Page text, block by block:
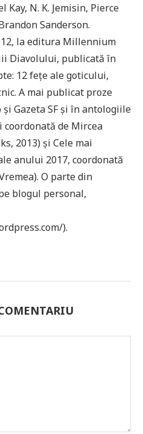
Kay, N. K. Jemisin, Pierce
Sanderson.
la editura Millennium
Diavolului, publicată în
12 fețe ale goticului,
A mai publicat proze
Gazeta SF și în antologiile
de Mircea
2013) și Cele mai
anului 2017, coordonată
O parte din
blogul personal,
).